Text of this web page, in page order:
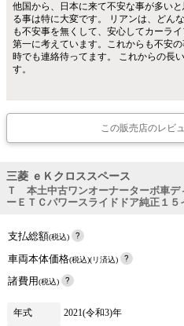
他国から、日本に来て不安な事が多い
る事は特に大変です。 リアンは、どん
も不安事を無くして、安心してカーラ
第一に考えています。これからも不安
時でも連絡待ってます。 これからの長
す。
この販売店のレビ
三菱 ｅＫクロススペース
Ｔ 本土中古ワンオーナーターボ車デ
ーＥＴＣパワースライドドア純正１５
支払総額(税込)
車両本体価格(税込)(リ済込)
諸費用(税込)
年式 2021(令和3)年